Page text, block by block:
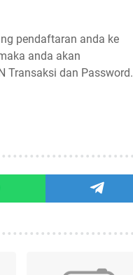
pendaftaran anda ke
anda akan
Transaksi dan Password.